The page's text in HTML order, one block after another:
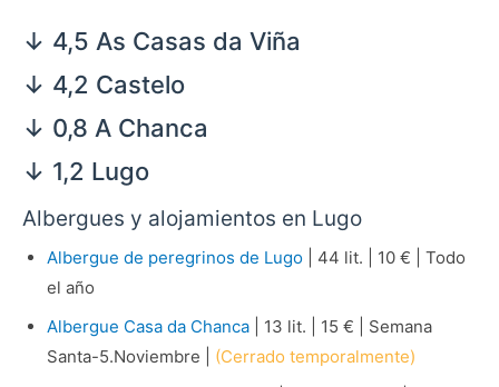
↓ 4,5 As Casas da Viña
↓ 4,2 Castelo
↓ 0,8 A Chanca
↓ 1,2 Lugo
Albergues y alojamientos en Lugo
Albergue de peregrinos de Lugo| 44 lit. | 10 € | Todo
el año
Albergue Casa da Chanca| 13 lit. | 15 € | Semana
Santa-5.Noviembre | (Cerrado temporalmente)